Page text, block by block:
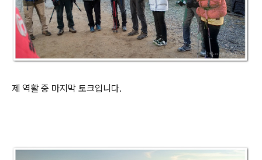
제 역활 중 마지막 토크입니다.